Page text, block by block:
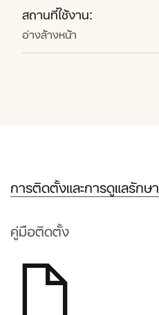
สถานที่ใช้งาน:
อ่างล้างหน้า
การติดตั้งและการดูแลรักษา
คู่มือติดตั้ง